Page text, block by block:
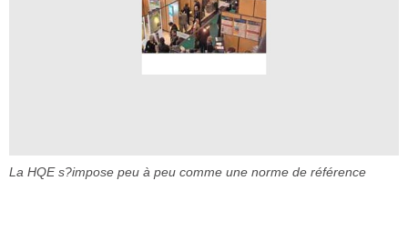
La HQE s?impose peu à peu comme une norme de référence